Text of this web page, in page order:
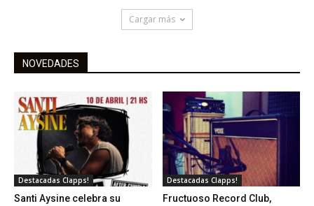
Cargar más
NOVEDADES
Destacadas Clapps!
Santi Aysine celebra su
Destacadas Clapps!
Fructuoso Record Club,